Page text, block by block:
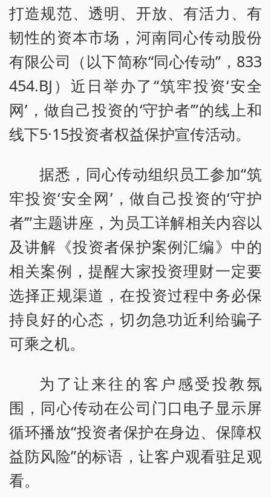
打造规范、透明、开放、有活力、有
韧性的资本市场，河南同心传动股份
有限公司（以下简称“同心传动”，833
454.BJ）近日举办了“筑牢投资‘安全
网’，做自己投资的‘守护者’”的线上和
线下5·15投资者权益保护宣传活动。
据悉，同心传动组织员工参加“筑
牢投资‘安全网’，做自己投资的‘守护
者’”主题讲座，为员工详解相关内容以
及讲解《投资者保护案例汇编》中的
相关案例，提醒大家投资理财一定要
选择正规渠道，在投资过程中务必保
持良好的心态，切勿急功近利给骗子
可乘之机。
为了让来往的客户感受投教氛
围，同心传动在公司门口电子显示屏
循环播放“投资者保护在身边、保障权
益防风险”的标语，让客户观看驻足观
看。